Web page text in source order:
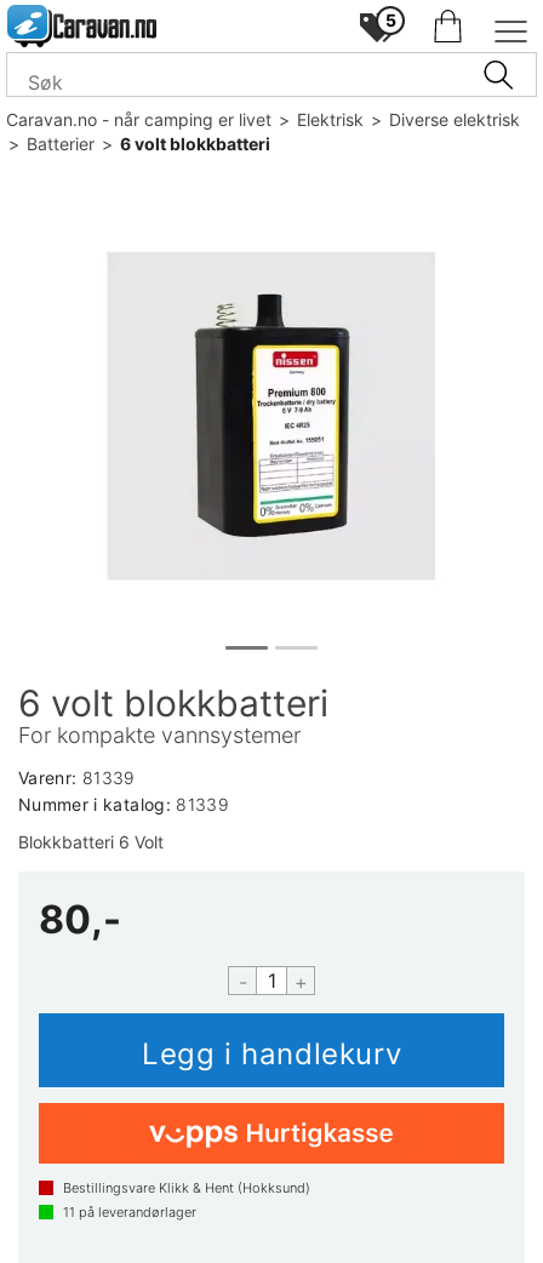
5
Caravan.no - når camping er livet>Elektrisk>Diverse elektrisk
>Batterier>6 volt blokkbatteri
6 volt blokkbatteri
For kompakte vannsystemer
Varenr: 81339
Nummer i katalog: 81339
Blokkbatteri 6 Volt
80,-
- +
Bestillingsvare Klikk & Hent (Hokksund)
11 på leverandørlager